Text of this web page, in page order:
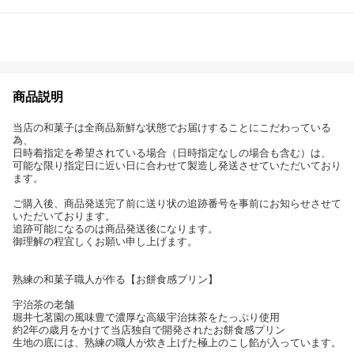
商品説明
当店の和菓子は全商品新鮮な状態でお届けすることにこだわっている
為、
日時着指定を希望されている場合（日時指定なしの場合も含む）は、
可能な限り指定日に近い日に合わせて製造し発送させていただいており
ます。
ご購入後、商品発送完了前に送り状の追跡番号を事前にお知らせさせて
いただいております。
追跡可能になるのは商品発送後になります。
御理解の程宜しくお願い申し上げます。
熟練の和菓子職人が作る【お餅食感プリン】
宇治茶の老舗
堀井七茗園の風味豊で濃厚な高級宇治抹茶をたっぷり使用
約2年の歳月をかけて当店独自で開発されたお餅食感プリン
生地の底には、熟練の職人が炊き上げた極上のこし餡が入っています。